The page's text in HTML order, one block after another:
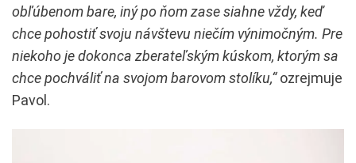
obľúbenom bare, iný po ňom zase siahne vždy, keď
chce pohostiť svoju návštevu niečím výnimočným. Pre
niekoho je dokonca zberateľským kúskom, ktorým sa
chce pochváliť na svojom barovom stolíku,“ozrejmuje
Pavol.